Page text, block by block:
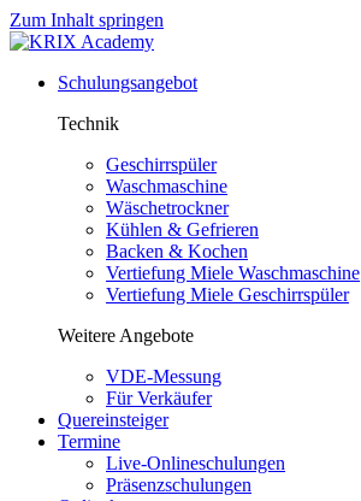
Zum Inhalt springen
Schulungsangebot
Technik
Geschirrspüler
Waschmaschine
Wäschetrockner
Kühlen & Gefrieren
Backen & Kochen
Vertiefung Miele Waschmaschine
Vertiefung Miele Geschirrspüler
Weitere Angebote
VDE-Messung
Für Verkäufer
Quereinsteiger
Termine
Live-Onlineschulungen
Präsenzschulungen